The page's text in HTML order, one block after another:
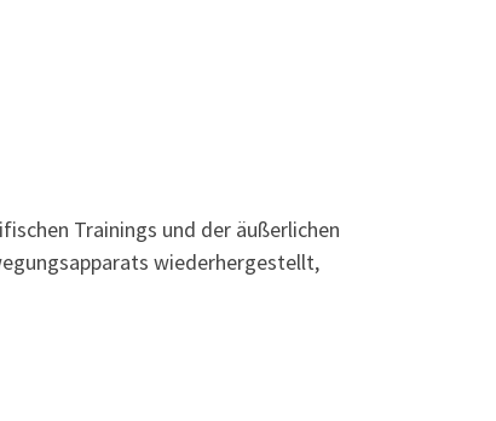
Trainings und der äußerlichen
wiederhergestellt,